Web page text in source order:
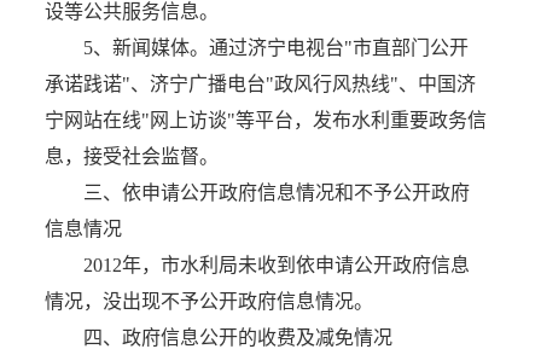
设等公共服务信息。
5、新闻媒体。通过济宁电视台"市直部门公开
承诺践诺"、济宁广播电台"政风行风热线"、中国济
宁网站在线"网上访谈"等平台，发布水利重要政务信
息，接受社会监督。
三、依申请公开政府信息情况和不予公开政府
信息情况
2012年，市水利局未收到依申请公开政府信息
情况，没出现不予公开政府信息情况。
四、政府信息公开的收费及减免情况